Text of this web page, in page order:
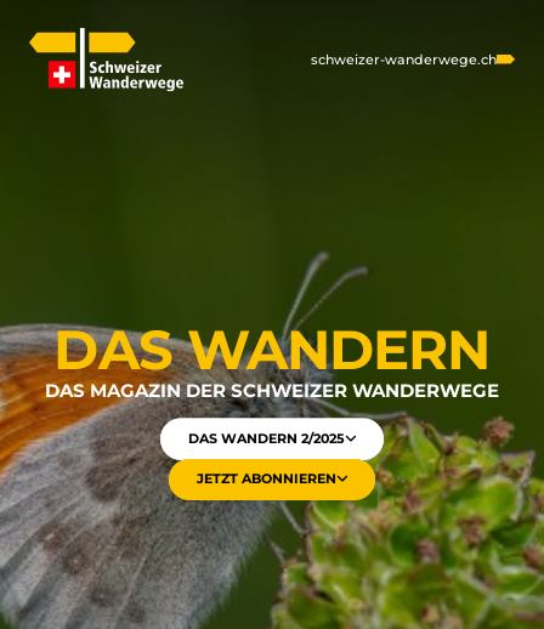
schweizer-wanderwege.ch
DAS WANDERN
DAS MAGAZIN DER SCHWEIZER WANDERWEGE
DAS WANDERN 2/2025
JETZT ABONNIEREN